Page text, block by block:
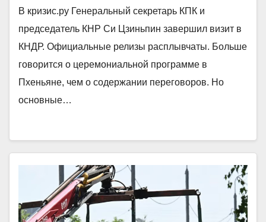
В кризис.ру Генеральный секретарь КПК и
председатель КНР Си Цзиньпин завершил визит в
КНДР. Официальные релизы расплывчаты. Больше
говорится о церемониальной программе в
Пхеньяне, чем о содержании переговоров. Но
основные…